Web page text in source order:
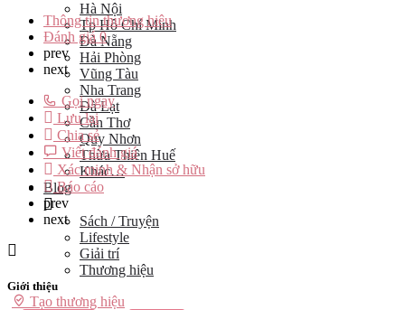
Hà Nội
Tp Hồ Chí Minh
Đà Nẵng
Hải Phòng
Vũng Tàu
Nha Trang
Đà Lạt
Cần Thơ
Quy Nhơn
Thừa Thiên Huế
Khác…
Blog
Sách / Truyện
Lifestyle
Giải trí
Thương hiệu
Tạo thương hiệu
Thông tin thương hiệu
Đánh giá0
prev
next
Gọi ngay
Lưu lại
Chia sẻ
Viết đánh giá
Xác minh & Nhận sở hữu
Báo cáo
prev
next
Giới thiệu